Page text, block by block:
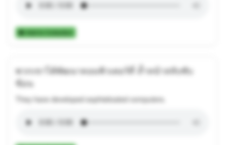
Add to Collection
พวกเขาได้พัฒนาคอมพิวเตอร์ที่ ล้ำหน้าสลับซับ
ซ้อน
They have developed sophisticated computers.